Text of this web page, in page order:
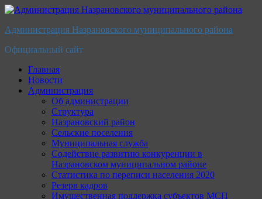
Перейти
содержимому
Администрация Назрановского муниципального района
Официальный сайт
Главная
Новости
Администрация
Об администрации
Структура
Назрановский район
Сельские поселения
Муниципальная служба
Содействие развитию конкуренции в
Назрановском муниципальном районе
Статистика по переписи населения 2020
Резерв кадров
Имущественная поддержка субъектов МСП